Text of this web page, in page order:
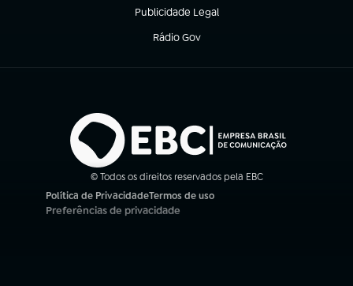
Publicidade Legal
(abre em nova aba)
Rádio Gov
(abre em nova aba)
© Todos os direitos reservados pela EBC
Política de Privacidade
(abre em nova aba)
Termos de uso
(abre em nova aba)
Preferências de privacidade